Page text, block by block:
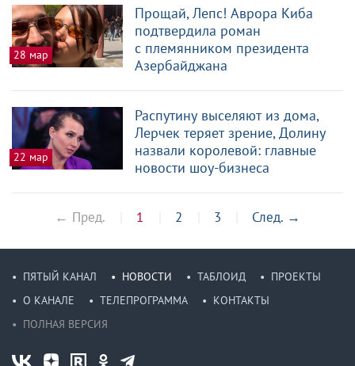
28 мар
Прощай, Лепс! Аврора Киба
подтвердила роман
с племянником президента
Азербайджана
22 мар
Распутину выселяют из дома,
Лерчек теряет зрение, Долину
назвали королевой: главные
новости шоу-бизнеса
← Пред. 1 2 3 След. →
ПЯТЫЙ КАНАЛ НОВОСТИ ТАБЛОИД
ПРОЕКТЫ
О КАНАЛЕ
ТЕЛЕПРОГРАММА
КОНТАКТЫ
ПОЛНАЯ ВЕРСИЯ